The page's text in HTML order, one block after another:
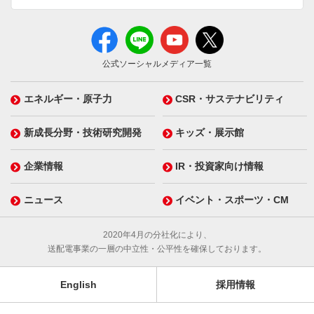
公式ソーシャルメディア一覧
エネルギー・原子力 CSR・サステナビリティ
新成長分野・技術研究開発 キッズ・展示館
企業情報 IR・投資家向け情報
ニュース イベント・スポーツ・CM
2020年4月の分社化により、
送配電事業の一層の中立性・公平性を確保しております。
English 採用情報